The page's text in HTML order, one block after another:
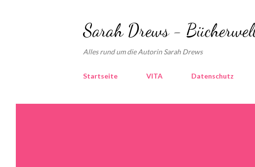
Sarah Drews -
Alles rund um die Autorin Sarah Drews
Startseite VITA Datenschutz